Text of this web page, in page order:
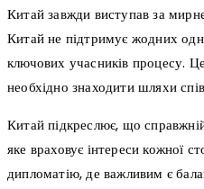
Китай завжди виступав за
Китай не підтримує жодних
ключових учасників процесу.
необхідно знаходити шляхи
Китай підкреслює, що
яке враховує інтереси кожної
дипломатію, де важливим є